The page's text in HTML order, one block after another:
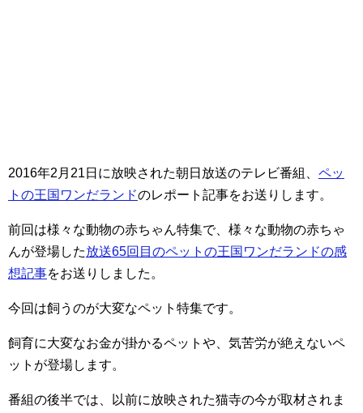
2016年2月21日に放映された朝日放送のテレビ番組、 ペッ
トの王国ワンだランドのレポート記事をお送りします。
前回は様々な動物の赤ちゃん特集で、様々な動物の赤ちゃ
んが登場した放送65回目のペットの王国ワンだランドの感
想記事をお送りしました。
今回は飼うのが大変なペット特集です。
飼育に大変なお金が掛かるペットや、気苦労が絶えないペ
ットが登場します。
番組の後半では、以前に放映された猫寺の今が取材されま